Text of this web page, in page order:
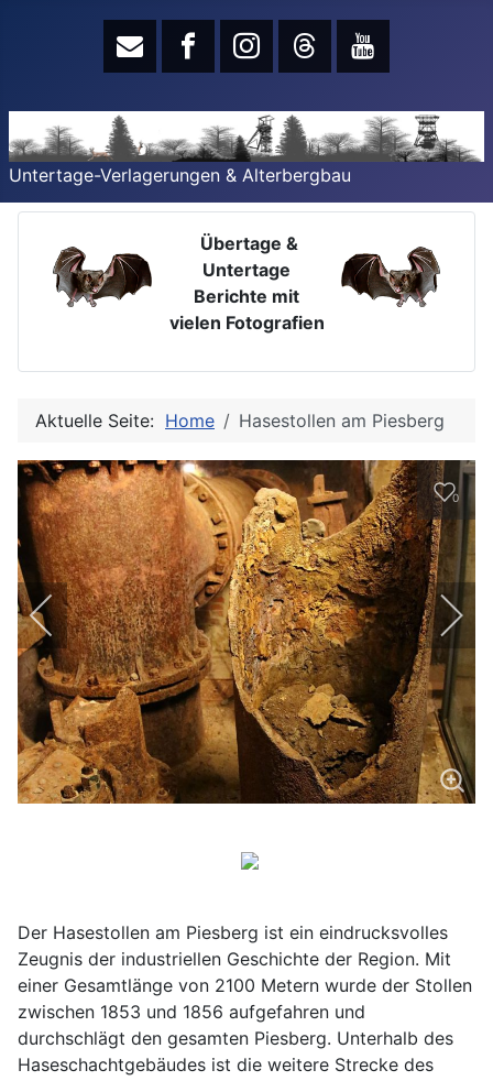
Untertage-Verlagerungen & Alterbergbau
Übertage &
Untertage
Berichte mit
vielen Fotografien
Aktuelle Seite: Home Hasestollen am Piesberg
0
Der Hasestollen am Piesberg ist ein eindrucksvolles
Zeugnis der industriellen Geschichte der Region. Mit
einer Gesamtlänge von 2100 Metern wurde der Stollen
zwischen 1853 und 1856 aufgefahren und
durchschlägt den gesamten Piesberg. Unterhalb des
Haseschachtgebäudes ist die weitere Strecke des